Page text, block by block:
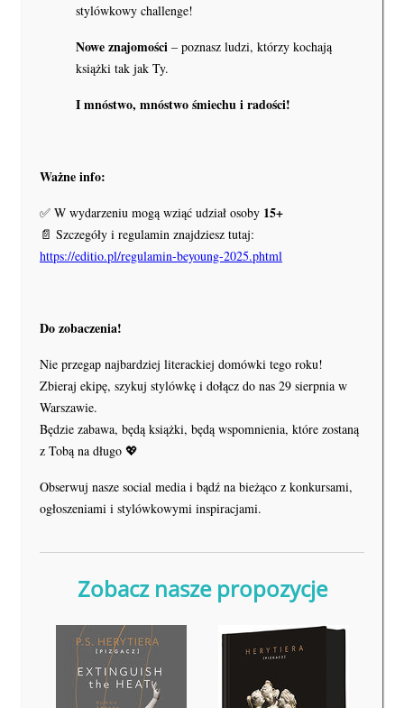
stylówkowy challenge!
Nowe znajomości – poznasz ludzi, którzy kochają
książki tak jak Ty.
I mnóstwo, mnóstwo śmiechu i radości!
Ważne info:
✅ W wydarzeniu mogą wziąć udział osoby 15+
📄 Szczegóły i regulamin znajdziesz tutaj:
https://editio.pl/regulamin-beyoung-2025.phtml
Do zobaczenia!
Nie przegap najbardziej literackiej domówki tego roku!
Zbieraj ekipę, szykuj stylówkę i dołącz do nas 29 sierpnia w
Warszawie.
Będzie zabawa, będą książki, będą wspomnienia, które zostaną
z Tobą na długo 💖
Obserwuj nasze social media i bądź na bieżąco z konkursami,
ogłoszeniami i stylówkowymi inspiracjami.
Zobacz nasze propozycje